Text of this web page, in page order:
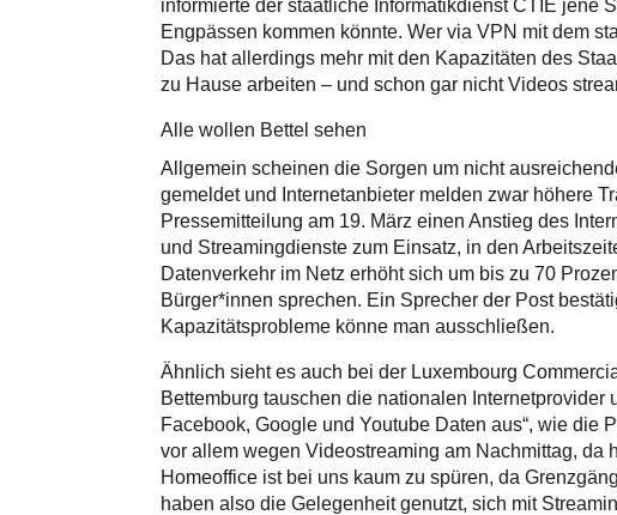
informierte der staatliche Informatikdienst CTIE jene
Engpässen kommen könnte. Wer via VPN mit dem
Das hat allerdings mehr mit den Kapazitäten des
zu Hause arbeiten – und schon gar nicht Videos
Alle wollen Bettel sehen
Allgemein scheinen die Sorgen um nicht
gemeldet und Internetanbieter melden zwar höhere
Pressemitteilung am 19. März einen Anstieg des
und Streamingdienste zum Einsatz, in den
Datenverkehr im Netz erhöht sich um bis zu 70
Bürger*innen sprechen. Ein Sprecher der Post
Kapazitätsprobleme könne man ausschließen.
Ähnlich sieht es auch bei der Luxembourg
Bettemburg tauschen die nationalen
Facebook, Google und Youtube Daten aus“, wie die
vor allem wegen Videostreaming am Nachmittag, da
Homeoffice ist bei uns kaum zu spüren, da
haben also die Gelegenheit genutzt, sich mit